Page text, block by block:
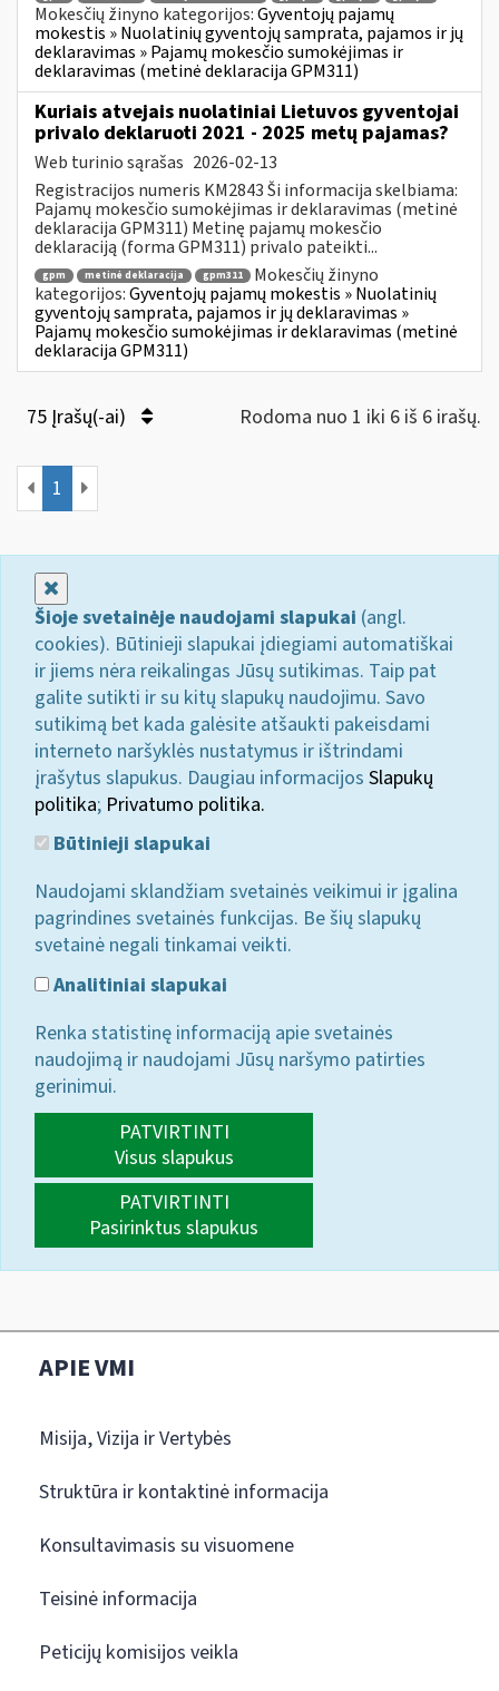
Mokesčių žinyno kategorijos:Gyventojų pajamų
mokestis » Nuolatinių gyventojų samprata, pajamos ir jų
deklaravimas » Pajamų mokesčio sumokėjimas ir
deklaravimas (metinė deklaracija GPM311)
Kuriais atvejais nuolatiniai Lietuvos gyventojai
privalo deklaruoti 2021 - 2025 metų pajamas?
Web turinio sąrašas 2026-02-13
Registracijos numeris KM2843 Ši informacija skelbiama:
Pajamų mokesčio sumokėjimas ir deklaravimas (metinė
deklaracija GPM311) Metinę pajamų mokesčio
deklaraciją (forma GPM311) privalo pateikti...
gpm metinė deklaracija gpm311
Mokesčių žinyno
kategorijos:Gyventojų pajamų mokestis » Nuolatinių
gyventojų samprata, pajamos ir jų deklaravimas »
Pajamų mokesčio sumokėjimas ir deklaravimas (metinė
deklaracija GPM311)
75 Įrašų(-ai) Rodoma nuo 1 iki 6 iš 6 irašų.
1
Šioje svetainėje naudojami slapukai (angl.
cookies). Būtinieji slapukai įdiegiami automatiškai
ir jiems nėra reikalingas Jūsų sutikimas. Taip pat
galite sutikti ir su kitų slapukų naudojimu. Savo
sutikimą bet kada galėsite atšaukti pakeisdami
interneto naršyklės nustatymus ir ištrindami
įrašytus slapukus. Daugiau informacijos Slapukų
politika; Privatumo politika.
Būtinieji slapukai
Naudojami sklandžiam svetainės veikimui ir įgalina
pagrindines svetainės funkcijas. Be šių slapukų
svetainė negali tinkamai veikti.
Analitiniai slapukai
Renka statistinę informaciją apie svetainės
naudojimą ir naudojami Jūsų naršymo patirties
gerinimui.
PATVIRTINTI
Visus slapukus
PATVIRTINTI
Pasirinktus slapukus
APIE VMI
Misija, Vizija ir Vertybės
Struktūra ir kontaktinė informacija
Konsultavimasis su visuomene
Teisinė informacija
Peticijų komisijos veikla